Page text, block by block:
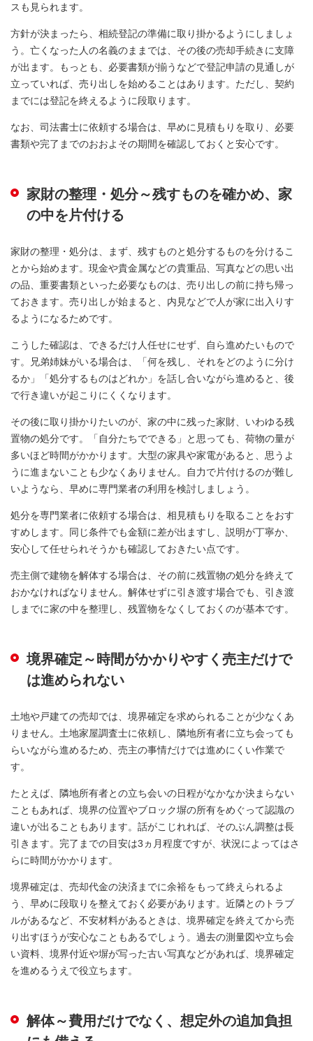
スも見られます。
方針が決まったら、相続登記の準備に取り掛かるようにしましょ
う。亡くなった人の名義のままでは、その後の売却手続きに支障
が出ます。もっとも、必要書類が揃うなどで登記申請の見通しが
立っていれば、売り出しを始めることはあります。ただし、契約
までには登記を終えるように段取ります。
なお、司法書士に依頼する場合は、早めに見積もりを取り、必要
書類や完了までのおおよその期間を確認しておくと安心です。
家財の整理・処分～残すものを確かめ、家
の中を片付ける
家財の整理・処分は、まず、残すものと処分するものを分けるこ
とから始めます。現金や貴金属などの貴重品、写真などの思い出
の品、重要書類といった必要なものは、売り出しの前に持ち帰っ
ておきます。売り出しが始まると、内見などで人が家に出入りす
るようになるためです。
こうした確認は、できるだけ人任せにせず、自ら進めたいもので
す。兄弟姉妹がいる場合は、「何を残し、それをどのように分け
るか」「処分するものはどれか」を話し合いながら進めると、後
で行き違いが起こりにくくなります。
その後に取り掛かりたいのが、家の中に残った家財、いわゆる残
置物の処分です。「自分たちでできる」と思っても、荷物の量が
多いほど時間がかかります。大型の家具や家電があると、思うよ
うに進まないことも少なくありません。自力で片付けるのが難し
いようなら、早めに専門業者の利用を検討しましょう。
処分を専門業者に依頼する場合は、相見積もりを取ることをおす
すめします。同じ条件でも金額に差が出ますし、説明が丁寧か、
安心して任せられそうかも確認しておきたい点です。
売主側で建物を解体する場合は、その前に残置物の処分を終えて
おかなければなりません。解体せずに引き渡す場合でも、引き渡
しまでに家の中を整理し、残置物をなくしておくのが基本です。
境界確定～時間がかかりやすく売主だけで
は進められない
土地や戸建ての売却では、境界確定を求められることが少なくあ
りません。土地家屋調査士に依頼し、隣地所有者に立ち会っても
らいながら進めるため、売主の事情だけでは進めにくい作業で
す。
たとえば、隣地所有者との立ち会いの日程がなかなか決まらない
こともあれば、境界の位置やブロック塀の所有をめぐって認識の
違いが出ることもあります。話がこじれれば、そのぶん調整は長
引きます。完了までの目安は3ヵ月程度ですが、状況によってはさ
らに時間がかかります。
境界確定は、売却代金の決済までに余裕をもって終えられるよ
う、早めに段取りを整えておく必要があります。近隣とのトラブ
ルがあるなど、不安材料があるときは、境界確定を終えてから売
り出すほうが安心なこともあるでしょう。過去の測量図や立ち会
い資料、境界付近や塀が写った古い写真などがあれば、境界確定
を進めるうえで役立ちます。
解体～費用だけでなく、想定外の追加負担